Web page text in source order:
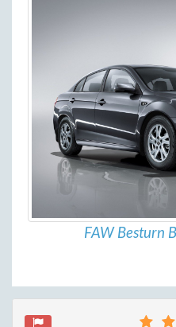
FAW Besturn